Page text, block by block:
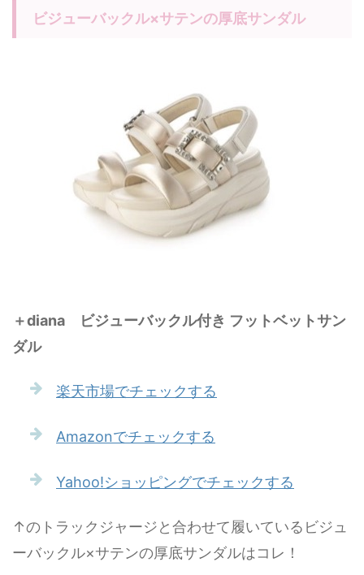
ビジューバックル×サテンの厚底サンダル
＋diana ビジューバックル付き フットベットサン
ダル
楽天市場でチェックする
Amazonでチェックする
Yahoo!ショッピングでチェックする
↑のトラックジャージと合わせて履いているビジュ
ーバックル×サテンの厚底サンダルはコレ！